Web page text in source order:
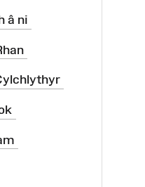
â ni